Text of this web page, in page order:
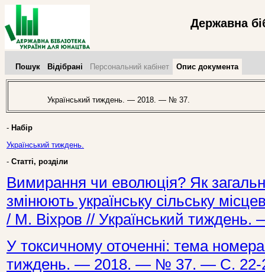
Державна
Пошук Відібрані Персональний кабінет Опис документа
Український тиждень. — 2018. — № 37.
- Набір
Український тиждень.
- Статті, розділи
Вимирання чи еволюція? Як
змінюють українську сільську
/ М. Віхров // Український
У токсичному оточенні: тема
тиждень. — 2018. — № 37. — С. 22-